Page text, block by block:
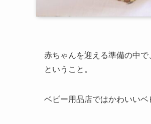
赤ちゃんを迎える準備の中
ということ。
ベビー用品店ではかわいい